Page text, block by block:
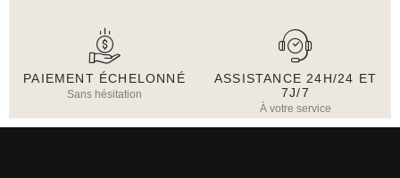
PAIEMENT ÉCHELONNÉ
Sans hésitation
ASSISTANCE 24H/24 ET
7J/7
À votre service